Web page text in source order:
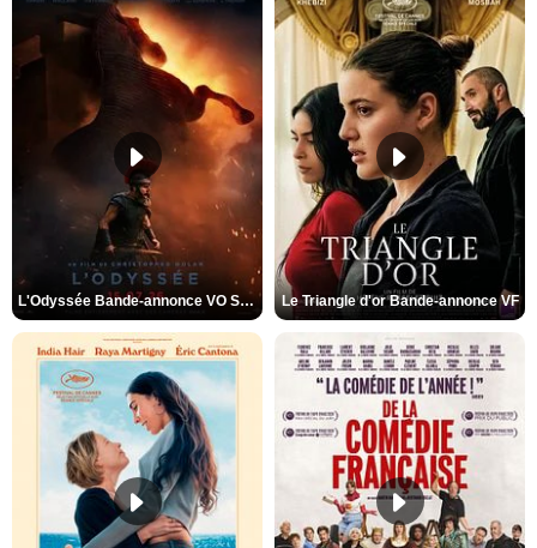
L'Odyssée Bande-annonce VO STFR Le Triangle d'or Bande-annonce VF